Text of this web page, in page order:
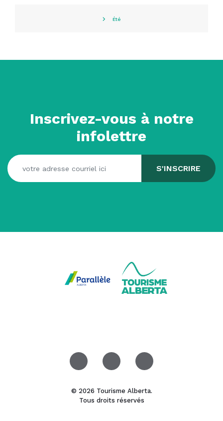
Été
Inscrivez-vous à notre
infolettre
© 2026 Tourisme Alberta.
Tous droits réservés